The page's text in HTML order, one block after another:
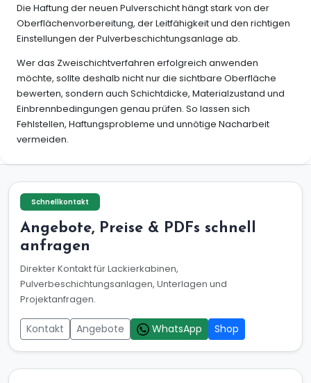
Die Haftung der neuen Pulverschicht hängt stark von der
Oberflächenvorbereitung, der Leitfähigkeit und den richtigen
Einstellungen der Pulverbeschichtungsanlage ab.
Wer das Zweischichtverfahren erfolgreich anwenden
möchte, sollte deshalb nicht nur die sichtbare Oberfläche
bewerten, sondern auch Schichtdicke, Materialzustand und
Einbrennbedingungen genau prüfen. So lassen sich
Fehlstellen, Haftungsprobleme und unnötige Nacharbeit
vermeiden.
Schnellkontakt
Angebote, Preise & PDFs schnell
anfragen
Direkter Kontakt für Lackierkabinen,
Pulverbeschichtungsanlagen, Unterlagen und
Projektanfragen.
Kontakt Angebote WhatsApp Shop